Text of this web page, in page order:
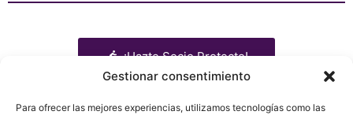
Gestionar consentimiento
Para ofrecer las mejores experiencias, utilizamos tecnologías como las
¡Hazte Socio Protecto!